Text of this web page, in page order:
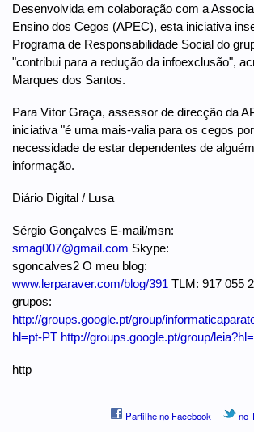
Desenvolvida em colaboração com a
Ensino dos Cegos (APEC), esta iniciativa
Programa de Responsabilidade Social do
"contribui para a redução da infoexclusão",
Marques dos Santos.
Para Vítor Graça, assessor de direcção da
iniciativa "é uma mais-valia para os cegos
necessidade de estar dependentes de
informação.
Diário Digital / Lusa
Sérgio Gonçalves E-mail/msn:
smag007@gmail.com Skype:
sgoncalves2 O meu blog:
www.lerparaver.com/blog/391 TLM: 917 055
grupos:
http://groups.google.pt/group/
hl=pt-PT http://groups.google.pt/group/
http
Partilhe no Facebook no